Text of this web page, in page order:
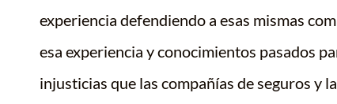
experiencia defendiendo a esas mismas
esa experiencia y conocimientos pasados
injusticias que las compañías de seguros y